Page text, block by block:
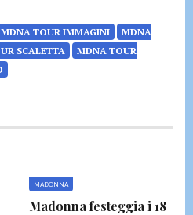
MDNA TOUR IMMAGINI
MDNA
SCALETTA
MDNA TOUR
MADONNA
Madonna festeggia i 18